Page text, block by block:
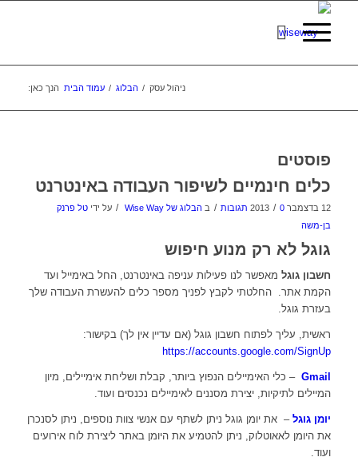
הנך כאן: עמוד הבית / הבלוג / ניהול עסק
פוסטים
כלים חינמיים לשיפור העבודה באינטרנט
12 בדצמבר 2013 / 0 תגובות / ב הבלוג של Wise Way / על ידי טל פרנק
בן-משה
גוגל לא רק מנוע חיפוש
חשבון גוגלמאפשר לנו פעילות עניפה באינטרנט, החל באימייל ועד
הקמת אתר. החלטתי לקבץ לפניך מספר כלים להעשרת העבודה שלך
בעזרת גוגל.
ראשית, עליך לפתוח חשבון גוגל (אם עדיין אין לך) בקישור:
https://accounts.google.com/SignUp
Gmail – כלי האימיילים הנפוץ ביותר, קבלת ושליחת אימיילים, מיון
המיילים לתיקיות, יצירת מסננים לאימיילים נכנסים ועוד.
יומן גוגל– את יומן גוגל ניתן לשתף עם אנשי צוות נוספים, ניתן לסנכרן
את היומן לאאוטלוק, ניתן להטמיע את היומן באתר ליצירת לוח אירועים
ועוד.